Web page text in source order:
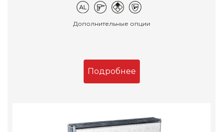
Дополнительные опции
Подробнее